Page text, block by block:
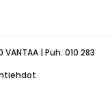
| Puh. 010 283